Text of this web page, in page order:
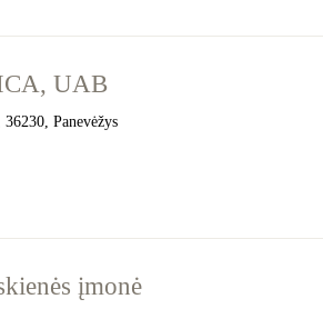
UAB
Panevėžys
įmonė